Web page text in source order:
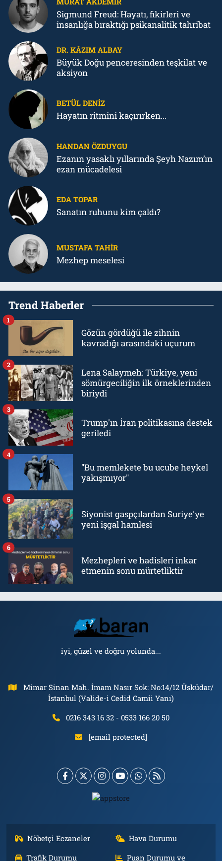
Sigmund Freud: Hayatı, fikirleri ve
insanlığa bıraktığı psikanalitik tahribat
DR. KÂZIM ALBAY
Büyük Doğu penceresinden teşkilat ve
aksiyon
BETÜL DENIZ
Hayatın ritmini kaçırırken...
HANDAN ÖZDUYGU
Ezanın yasaklı yıllarında Şeyh Nazım’ın
ezan mücadelesi
EDA TOPAR
Sanatın ruhunu kim çaldı?
MUSTAFA TAHIR
Mezhep meselesi
Trend Haberler
Gözün gördüğü ile zihnin
kavradığı arasındaki uçurum
1
Lena Salaymeh: Türkiye, yeni
sömürgeciliğin ilk örneklerinden
biriydi
2
Trump'ın İran politikasına destek
geriledi
3
"Bu memlekete bu ucube heykel
yakışmıyor"
4
Siyonist gaspçılardan Suriye'ye
yeni işgal hamlesi
5
Mezhepleri ve hadisleri inkar
etmenin sonu mürtetliktir
6
iyi, güzel ve doğru yolunda...
Mimar Sinan Mah. İmam Nasır Sok: No:14/12 Üsküdar/
İstanbul (Valide-i Cedid Camii Yanı)
0216 343 16 32 - 0533 166 20 50
[email protected]
Nöbetçi Eczaneler
Hava Durumu
Trafik Durumu
Puan Durumu ve